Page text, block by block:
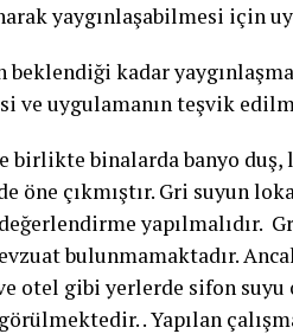
yaygınlaşabilmesi için
beklendiği kadar
ve uygulamanın teşvik
birlikte binalarda banyo
öne çıkmıştır. Gri suyun
yapılmalıdır.
bulunmamaktadır.
otel gibi yerlerde sifon
. Yapılan